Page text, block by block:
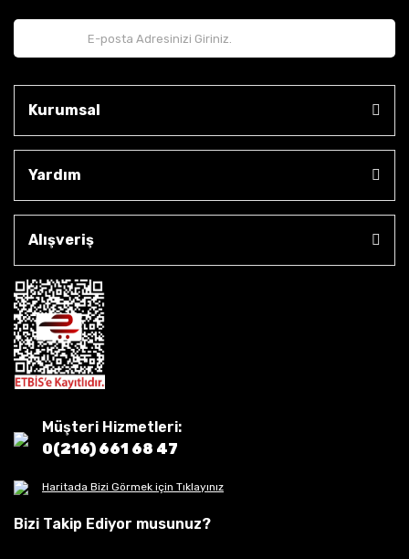
Kurumsal
Yardım
Alışveriş
Müşteri Hizmetleri:
0(216) 661 68 47
Haritada Bizi Görmek için Tıklayınız
Bizi Takip Ediyor musunuz?